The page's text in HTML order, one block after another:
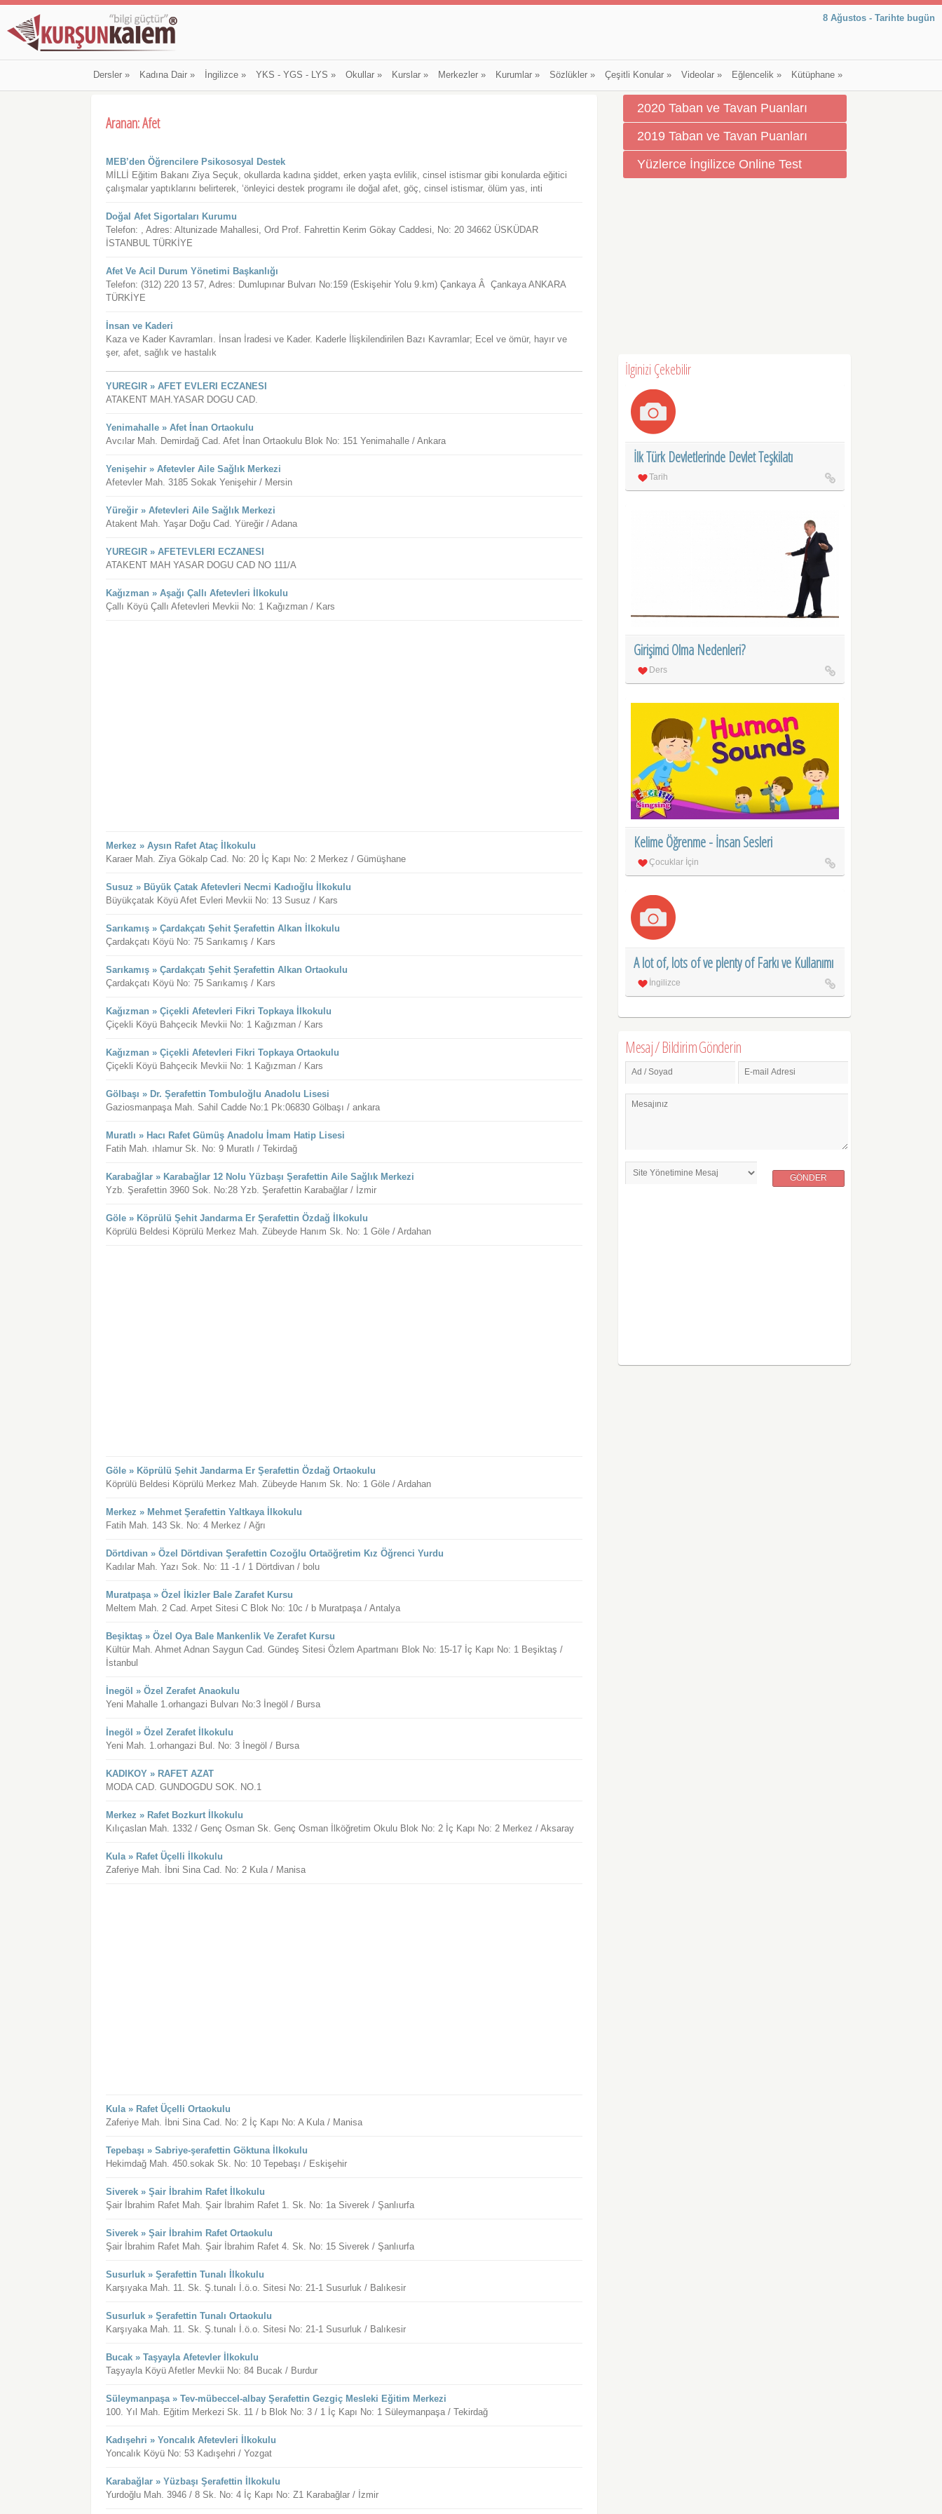
8 Ağustos - Tarihte bugün
Dersler» Kadına Dair» İngilizce» YKS - YGS - LYS » Okullar» Kurslar» Merkezler» Kurumlar» Sözlükler» Çeşitli Konular» Videolar» Eğlencelik» Kütüphane»
Aranan: Afet
MEB’den Öğrencilere Psikososyal Destek
MİLLİ Eğitim Bakanı Ziya Seçuk, okullarda kadına şiddet, erken yaşta evlilik, cinsel istismar gibi konularda eğitici
çalışmalar yaptıklarını belirterek, ‘önleyici destek programı ile doğal afet, göç, cinsel istismar, ölüm yas, inti
Doğal Afet Sigortaları Kurumu
Telefon: , Adres: Altunizade Mahallesi, Ord Prof. Fahrettin Kerim Gökay Caddesi, No: 20 34662 ÜSKÜDAR
İSTANBUL TÜRKİYE
Afet Ve Acil Durum Yönetimi Başkanlığı
Telefon: (312) 220 13 57, Adres: Dumlupınar Bulvarı No:159 (Eskişehir Yolu 9.km) Çankaya Â Çankaya ANKARA
TÜRKİYE
İnsan ve Kaderi
Kaza ve Kader Kavramları. İnsan İradesi ve Kader. Kaderle İlişkilendirilen Bazı Kavramlar; Ecel ve ömür, hayır ve
şer, afet, sağlık ve hastalık
YUREGIR » AFET EVLERI ECZANESI
ATAKENT MAH.YASAR DOGU CAD.
Yenimahalle » Afet İnan Ortaokulu
Avcılar Mah. Demirdağ Cad. Afet İnan Ortaokulu Blok No: 151 Yenimahalle / Ankara
Yenişehir » Afetevler Aile Sağlık Merkezi
Afetevler Mah. 3185 Sokak Yenişehir / Mersin
Yüreğir » Afetevleri Aile Sağlık Merkezi
Atakent Mah. Yaşar Doğu Cad. Yüreğir / Adana
YUREGIR » AFETEVLERI ECZANESI
ATAKENT MAH YASAR DOGU CAD NO 111/A
Kağızman » Aşağı Çallı Afetevleri İlkokulu
Çallı Köyü Çallı Afetevleri Mevkii No: 1 Kağızman / Kars
Merkez » Aysın Rafet Ataç İlkokulu
Karaer Mah. Ziya Gökalp Cad. No: 20 İç Kapı No: 2 Merkez / Gümüşhane
Susuz » Büyük Çatak Afetevleri Necmi Kadıoğlu İlkokulu
Büyükçatak Köyü Afet Evleri Mevkii No: 13 Susuz / Kars
Sarıkamış » Çardakçatı Şehit Şerafettin Alkan İlkokulu
Çardakçatı Köyü No: 75 Sarıkamış / Kars
Sarıkamış » Çardakçatı Şehit Şerafettin Alkan Ortaokulu
Çardakçatı Köyü No: 75 Sarıkamış / Kars
Kağızman » Çiçekli Afetevleri Fikri Topkaya İlkokulu
Çiçekli Köyü Bahçecik Mevkii No: 1 Kağızman / Kars
Kağızman » Çiçekli Afetevleri Fikri Topkaya Ortaokulu
Çiçekli Köyü Bahçecik Mevkii No: 1 Kağızman / Kars
Gölbaşı » Dr. Şerafettin Tombuloğlu Anadolu Lisesi
Gaziosmanpaşa Mah. Sahil Cadde No:1 Pk:06830 Gölbaşı / ankara
Muratlı » Hacı Rafet Gümüş Anadolu İmam Hatip Lisesi
Fatih Mah. ıhlamur Sk. No: 9 Muratlı / Tekirdağ
Karabağlar » Karabağlar 12 Nolu Yüzbaşı Şerafettin Aile Sağlık Merkezi
Yzb. Şerafettin 3960 Sok. No:28 Yzb. Şerafettin Karabağlar / İzmir
Göle » Köprülü Şehit Jandarma Er Şerafettin Özdağ İlkokulu
Köprülü Beldesi Köprülü Merkez Mah. Zübeyde Hanım Sk. No: 1 Göle / Ardahan
Göle » Köprülü Şehit Jandarma Er Şerafettin Özdağ Ortaokulu
Köprülü Beldesi Köprülü Merkez Mah. Zübeyde Hanım Sk. No: 1 Göle / Ardahan
Merkez » Mehmet Şerafettin Yaltkaya İlkokulu
Fatih Mah. 143 Sk. No: 4 Merkez / Ağrı
Dörtdivan » Özel Dörtdivan Şerafettin Cozoğlu Ortaöğretim Kız Öğrenci Yurdu
Kadılar Mah. Yazı Sok. No: 11 -1 / 1 Dörtdivan / bolu
Muratpaşa » Özel İkizler Bale Zarafet Kursu
Meltem Mah. 2 Cad. Arpet Sitesi C Blok No: 10c / b Muratpaşa / Antalya
Beşiktaş » Özel Oya Bale Mankenlik Ve Zerafet Kursu
Kültür Mah. Ahmet Adnan Saygun Cad. Gündeş Sitesi Özlem Apartmanı Blok No: 15-17 İç Kapı No: 1 Beşiktaş /
İstanbul
İnegöl » Özel Zerafet Anaokulu
Yeni Mahalle 1.orhangazi Bulvarı No:3 İnegöl / Bursa
İnegöl » Özel Zerafet İlkokulu
Yeni Mah. 1.orhangazi Bul. No: 3 İnegöl / Bursa
KADIKOY » RAFET AZAT
MODA CAD. GUNDOGDU SOK. NO.1
Merkez » Rafet Bozkurt İlkokulu
Kılıçaslan Mah. 1332 / Genç Osman Sk. Genç Osman İlköğretim Okulu Blok No: 2 İç Kapı No: 2 Merkez / Aksaray
Kula » Rafet Üçelli İlkokulu
Zaferiye Mah. İbni Sina Cad. No: 2 Kula / Manisa
Kula » Rafet Üçelli Ortaokulu
Zaferiye Mah. İbni Sina Cad. No: 2 İç Kapı No: A Kula / Manisa
Tepebaşı » Sabriye-şerafettin Göktuna İlkokulu
Hekimdağ Mah. 450.sokak Sk. No: 10 Tepebaşı / Eskişehir
Siverek » Şair İbrahim Rafet İlkokulu
Şair İbrahim Rafet Mah. Şair İbrahim Rafet 1. Sk. No: 1a Siverek / Şanlıurfa
Siverek » Şair İbrahim Rafet Ortaokulu
Şair İbrahim Rafet Mah. Şair İbrahim Rafet 4. Sk. No: 15 Siverek / Şanlıurfa
Susurluk » Şerafettin Tunalı İlkokulu
Karşıyaka Mah. 11. Sk. Ş.tunalı İ.ö.o. Sitesi No: 21-1 Susurluk / Balıkesir
Susurluk » Şerafettin Tunalı Ortaokulu
Karşıyaka Mah. 11. Sk. Ş.tunalı İ.ö.o. Sitesi No: 21-1 Susurluk / Balıkesir
Bucak » Taşyayla Afetevler İlkokulu
Taşyayla Köyü Afetler Mevkii No: 84 Bucak / Burdur
Süleymanpaşa » Tev-mübeccel-albay Şerafettin Gezgiç Mesleki Eğitim Merkezi
100. Yıl Mah. Eğitim Merkezi Sk. 11 / b Blok No: 3 / 1 İç Kapı No: 1 Süleymanpaşa / Tekirdağ
Kadışehri » Yoncalık Afetevleri İlkokulu
Yoncalık Köyü No: 53 Kadışehri / Yozgat
Karabağlar » Yüzbaşı Şerafettin İlkokulu
Yurdoğlu Mah. 3946 / 8 Sk. No: 4 İç Kapı No: Z1 Karabağlar / İzmir
2020 Taban ve Tavan Puanları
2019 Taban ve Tavan Puanları
Yüzlerce İngilizce Online Test
İlginizi Çekebilir
İlk Türk Devletlerinde Devlet Teşkilatı
Tarih
Girişimci Olma Nedenleri?
Ders
Kelime Öğrenme - İnsan Sesleri
Çocuklar İçin
A lot of, lots of ve plenty of Farkı ve Kullanımı
İngilizce
Mesaj / Bildirim Gönderin
Ad / Soyad E-mail Adresi
Mesajınız
GÖNDER